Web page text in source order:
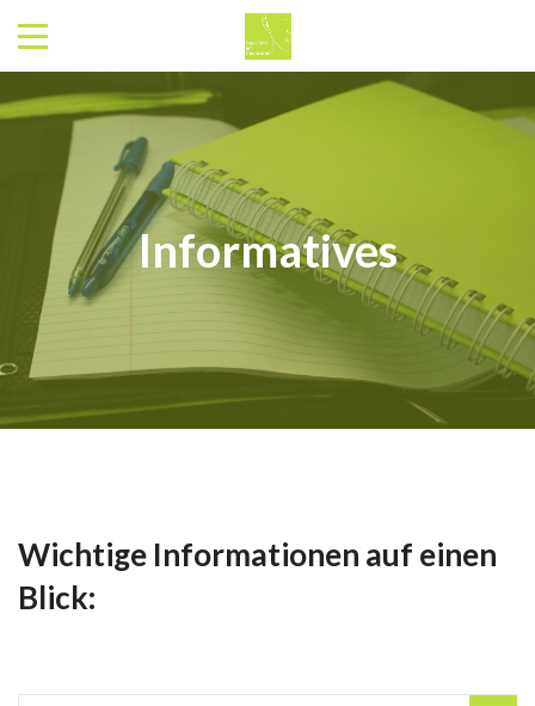
Informatives
Wichtige Informationen auf einen
Blick: